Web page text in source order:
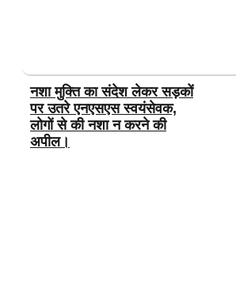
नशा मुक्ति का संदेश लेकर सड़कों
पर उतरे एनएसएस स्वयंसेवक,
लोगों से की नशा न करने की
अपील।